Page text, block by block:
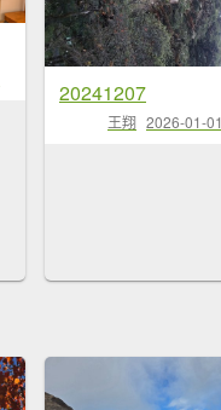
20241207
王翔 2026-01-01